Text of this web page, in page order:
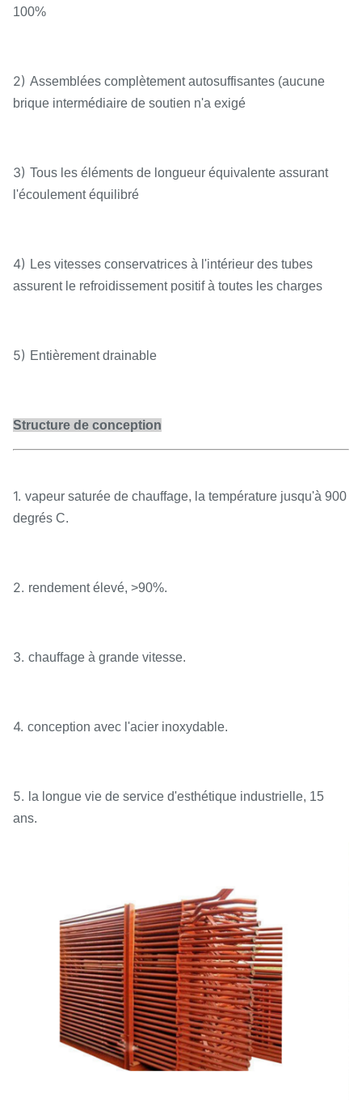
100%
2) Assemblées complètement autosuffisantes (aucune
brique intermédiaire de soutien n'a exigé
3) Tous les éléments de longueur équivalente assurant
l'écoulement équilibré
4) Les vitesses conservatrices à l'intérieur des tubes
assurent le refroidissement positif à toutes les charges
5) Entièrement drainable
Structure de conception
1. vapeur saturée de chauffage, la température jusqu'à 900
degrés C.
2. rendement élevé, >90%.
3. chauffage à grande vitesse.
4. conception avec l'acier inoxydable.
5. la longue vie de service d'esthétique industrielle, 15
ans.